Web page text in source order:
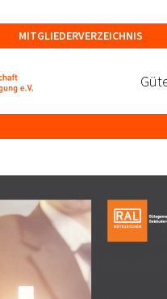
MITGLIEDERVERZEICHNIS